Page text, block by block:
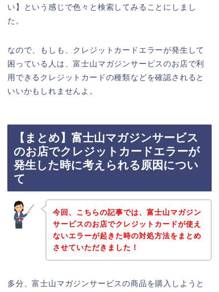
い】という感じで色々と検索してみることにしまし
た。
なので、もしも、クレジットカードエラーが発生して
困っている人は、富士山マガジンサービスのお店で利
用できるクレジットカードの種類などを確認されると
いいかもしれませんよ。
【まとめ】富士山マガジンサービス
のお店でクレジットカードエラーが
発生した時に考えられる原因につい
て
今回、こちらの記事では、富士山マガジン
サービスのお店でクレジットカードが使え
ないエラーが起きた時の対処方法をまとめ
させていただきました！
多分、富士山マガジンサービスの商品を購入しようと